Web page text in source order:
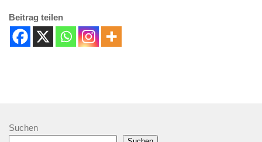
Beitrag teilen
Suchen